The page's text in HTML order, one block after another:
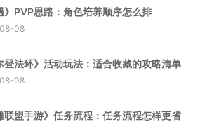
》PVP思路：角色培养顺序怎么排
08
登法环》活动玩法：适合收藏的攻略清单
08
联盟手游》任务流程：任务流程怎样更省